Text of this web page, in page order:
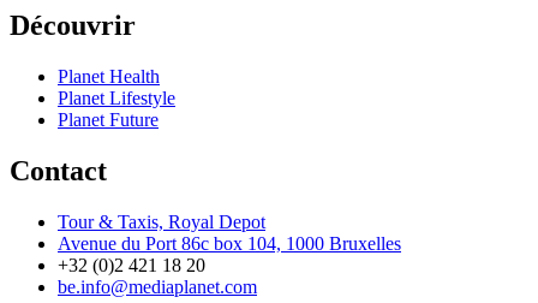
Découvrir
Planet Health
Planet Lifestyle
Planet Future
Contact
Tour & Taxis, Royal Depot
Avenue du Port 86c box 104, 1000 Bruxelles
+32 (0)2 421 18 20
be.info@mediaplanet.com